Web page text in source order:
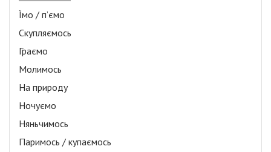
Їмо / п’ємо
Скупляємось
Граємо
Молимось
На природу
Ночуємо
Няньчимось
Паримось / купаємось